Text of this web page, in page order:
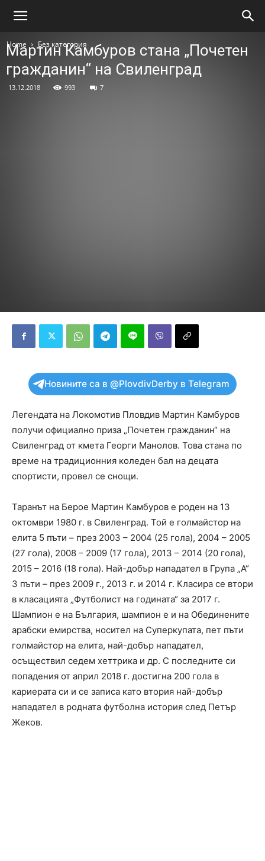
Home Без категория
Мартин Камбуров стана „Почетен
гражданин“ на Свиленград
13.12.2018 993 7
Новините са в @PlovdivDerby в Telegram
Легендата на Локомотив Пловдив Мартин Камбуров
получи официално приза „Почетен гражданин“ на
Свиленград от кмета Георги Манолов. Това стана по
време на традиционния коледен бал на децата
спортисти, провел се снощи.
Таранът на Берое Мартин Камбуров e роден на 13
октомври 1980 г. в Свиленград. Той е голмайстор на
елита 5 пъти – през 2003 – 2004 (25 гола), 2004 – 2005
(27 гола), 2008 – 2009 (17 гола), 2013 – 2014 (20 гола),
2015 – 2016 (18 гола). Най-добър нападател в Група „А“
3 пъти – през 2009 г., 2013 г. и 2014 г. Класира се втори
в класацията „Футболист на годината“ за 2017 г.
Шампион е на България, шампион е и на Обединените
арабски емирства, носител на Суперкупата, пет пъти
голмайстор на елита, най-добър нападател,
осъществил седем хеттрика и др. С последните си
попадения от април 2018 г. достигна 200 гола в
кариерата си и се записа като втория най-добър
нападател в родната футболна история след Петър
Жеков.